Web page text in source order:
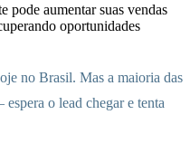
pode aumentar suas vendas
oportunidades
no Brasil. Mas a maioria das
o lead chegar e tenta